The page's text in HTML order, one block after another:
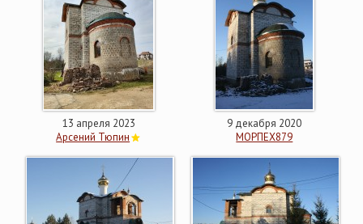
13 апреля 2023
Арсений Тюпин
9 декабря 2020
МОРПЕХ879